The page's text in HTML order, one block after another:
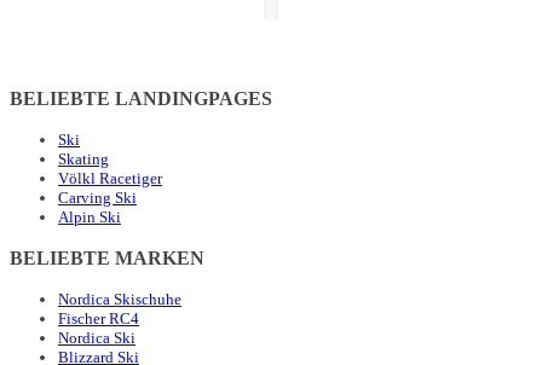
BELIEBTE LANDINGPAGES
Ski
Skating
Völkl Racetiger
Carving Ski
Alpin Ski
BELIEBTE MARKEN
Nordica Skischuhe
Fischer RC4
Nordica Ski
Blizzard Ski